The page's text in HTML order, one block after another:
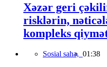
Xəzər geri
risklərin,
kompleks
Sosial sahə, 01:38